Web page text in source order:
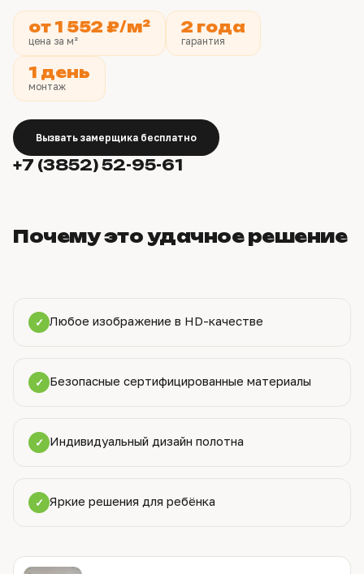
от 1 552 ₽/м²
цена за м²
2 года
гарантия
1 день
монтаж
Вызвать замерщика бесплатно
+7 (3852) 52-95-61
Почему это удачное решение
✓ Любое изображение в HD-качестве
✓ Безопасные сертифицированные материалы
✓ Индивидуальный дизайн полотна
✓ Яркие решения для ребёнка